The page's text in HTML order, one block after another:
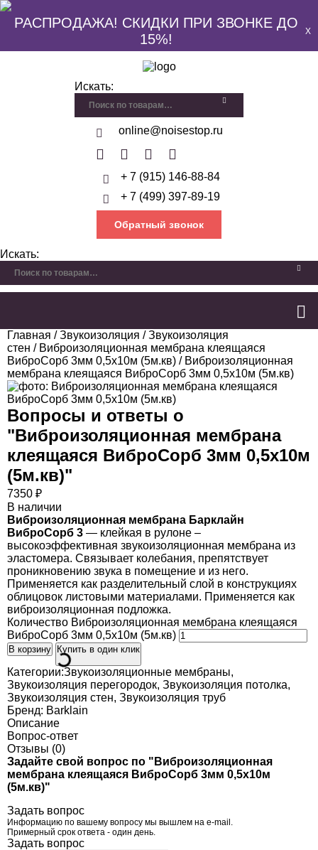
РАСПРОДАЖА! СКИДКИ ПРИ ЗВОНКЕ ДО
15%!
X
Искать:
online@noisestop.ru
+ 7 (915) 146-88-84
+ 7 (499) 397-89-19
Обратный звонок
Искать:
Главная /Звукоизоляция /Звукоизоляция
стен / Виброизоляционная мембрана клеящаяся
ВиброСорб 3мм 0,5х10м (5м.кв) / Виброизоляционная
мембрана клеящаяся ВиброСорб 3мм 0,5х10м (5м.кв)
Вопросы и ответы о
"Виброизоляционная мембрана
клеящаяся ВиброСорб 3мм 0,5х10м
(5м.кв)"
7350 ₽
В наличии
Виброизоляционная мембрана Барклайн
ВиброСорб 3 — клейкая в рулоне –
высокоэффективная звукоизоляционная мембрана из
эластомера. Связывает колебания, препятствует
проникновению звука в помещение и из него.
Применяется как разделительный слой в конструкциях
облицовок листовыми материалами. Применяется как
виброизоляционная подложка.
Количество Виброизоляционная мембрана клеящаяся
ВиброСорб 3мм 0,5х10м (5м.кв)
В корзину Купить в один клик
Категории:Звукоизоляционные мембраны,
Звукоизоляция перегородок, Звукоизоляция потолка,
Звукоизоляция стен, Звукоизоляция труб
Бренд: Barklain
Описание
Вопрос-ответ
Отзывы (0)
Задайте свой вопрос по "Виброизоляционная
мембрана клеящаяся ВиброСорб 3мм 0,5х10м
(5м.кв)"
Задать вопрос
Информацию по вашему вопросу мы вышлем на e-mail.
Примерный срок ответа - один день.
Задать вопрос